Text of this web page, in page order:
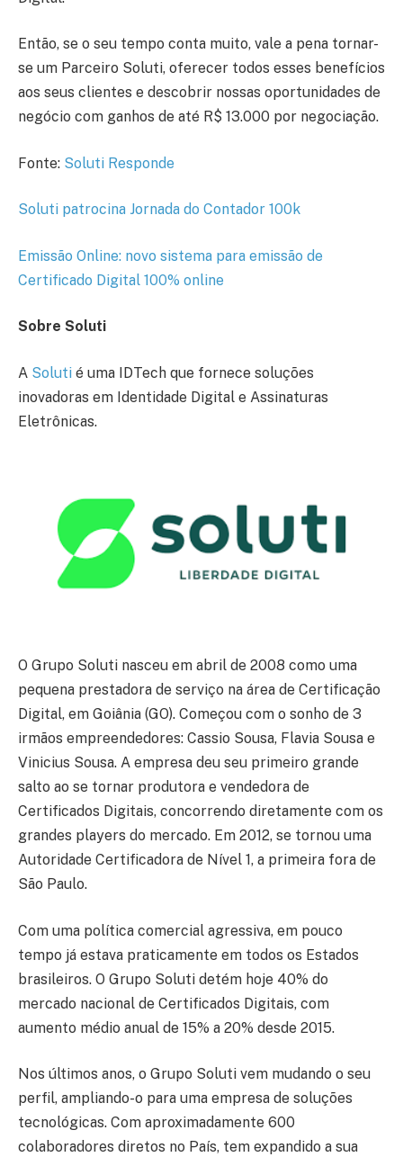
Então, se o seu tempo conta muito, vale a pena tornar-
se um Parceiro Soluti, oferecer todos esses benefícios
aos seus clientes e descobrir nossas oportunidades de
negócio com ganhos de até R$ 13.000 por negociação.
Fonte: Soluti Responde
Soluti patrocina Jornada do Contador 100k
Emissão Online: novo sistema para emissão de
Certificado Digital 100% online
Sobre Soluti
A Soluti é uma IDTech que fornece soluções
inovadoras em Identidade Digital e Assinaturas
Eletrônicas.
O Grupo Soluti nasceu em abril de 2008 como uma
pequena prestadora de serviço na área de Certificação
Digital, em Goiânia (GO). Começou com o sonho de 3
irmãos empreendedores: Cassio Sousa, Flavia Sousa e
Vinicius Sousa. A empresa deu seu primeiro grande
salto ao se tornar produtora e vendedora de
Certificados Digitais, concorrendo diretamente com os
grandes players do mercado. Em 2012, se tornou uma
Autoridade Certificadora de Nível 1, a primeira fora de
São Paulo.
Com uma política comercial agressiva, em pouco
tempo já estava praticamente em todos os Estados
brasileiros. O Grupo Soluti detém hoje 40% do
mercado nacional de Certificados Digitais, com
aumento médio anual de 15% a 20% desde 2015.
Nos últimos anos, o Grupo Soluti vem mudando o seu
perfil, ampliando-o para uma empresa de soluções
tecnológicas. Com aproximadamente 600
colaboradores diretos no País, tem expandido a sua